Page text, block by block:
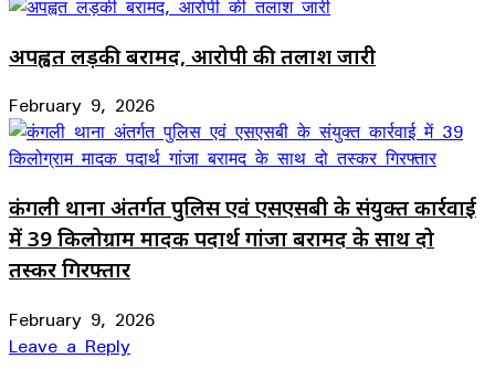
अपह्वत लड़की बरामद, आरोपी की तलाश जारी
February 9, 2026
कंगली थाना अंतर्गत पुलिस एवं एसएसबी के संयुक्त कार्रवाई
में 39 किलोग्राम मादक पदार्थ गांजा बरामद के साथ दो
तस्कर गिरफ्तार
February 9, 2026
Leave a Reply